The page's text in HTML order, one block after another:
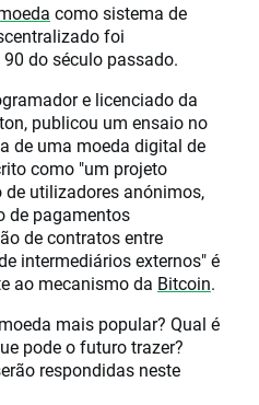
como sistema de
foi
do século passado.
e licenciado da
publicou um ensaio no
de uma moeda digital de
como "um projeto
utilizadores anónimos,
de pagamentos
de contratos entre
intermediários externos" é
ao mecanismo da Bitcoin.
mais popular? Qual é
pode o futuro trazer?
respondidas neste